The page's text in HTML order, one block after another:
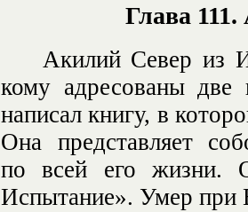
Глава
Акилий Север из
кому адресованы две
написал книгу, в
Она представляет
по всей его жизни.
Испытание». Умер при